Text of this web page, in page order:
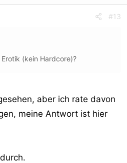
#13
(kein Hardcore)?
aber ich rate davon
meine Antwort ist hier